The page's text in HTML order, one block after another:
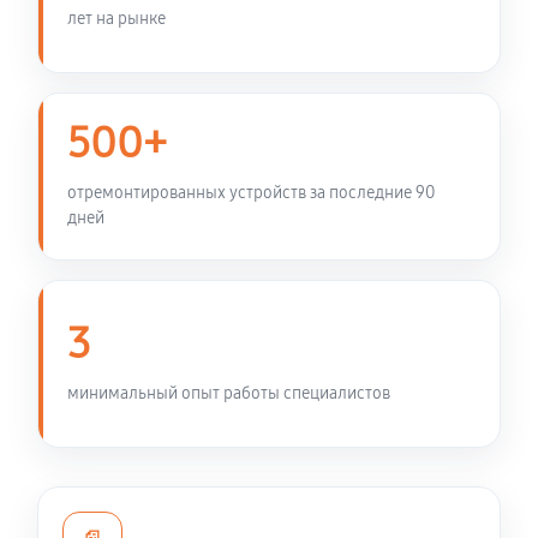
360 руб
Pro
450 руб
Ремонт корпусных элементов
Ремонт мультиконтроллера
Замена шлейфа телефона Xiaomi Redmi Note 9 Pro
лет на рынке
500+
отремонтированных устройств за последние 90
дней
3
минимальный опыт работы специалистов